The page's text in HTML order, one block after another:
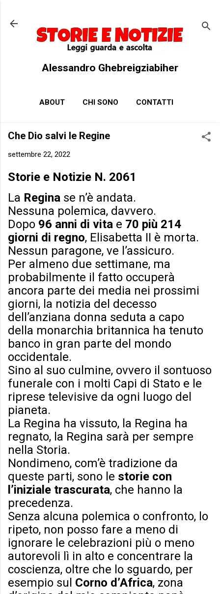
Alessandro Ghebreigziabiher
ABOUT CHI SONO CONTATTI
Che Dio salvi le Regine
settembre 22, 2022
Storie e Notizie N. 2061
La Regina se n’è andata.
Nessuna polemica, davvero.
Dopo 96 anni di vita e 70 più 214
giorni di regno, Elisabetta II è morta.
Nessun paragone, ve l’assicuro.
Per almeno due settimane, ma
probabilmente il fatto occuperà
ancora parte dei media nei prossimi
giorni, la notizia del decesso
dell’anziana donna seduta a capo
della monarchia britannica ha tenuto
banco in gran parte del mondo
occidentale.
Sino al suo culmine, ovvero il sontuoso
funerale con i molti Capi di Stato e le
riprese televisive da ogni luogo del
pianeta.
La Regina ha vissuto, la Regina ha
regnato, la Regina sarà per sempre
nella Storia.
Nondimeno, com’è tradizione da
queste parti, sono le storie con
l’iniziale trascurata, che hanno la
precedenza.
Senza alcuna polemica o confronto, lo
ripeto, non posso fare a meno di
ignorare le celebrazioni più o meno
autorevoli lì in alto e concentrare la
coscienza, oltre che lo sguardo, per
esempio sul Corno d’Africa, zona